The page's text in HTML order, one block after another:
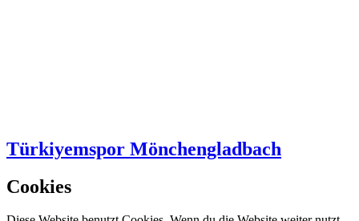
Türkiyemspor Mönchengladbach
Cookies